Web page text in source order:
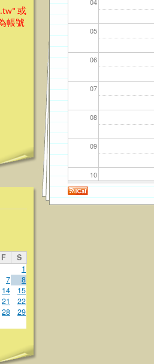
或
帳號
F
S
1
7
8
14
15
21
22
28
29
05
06
07
08
09
10
11